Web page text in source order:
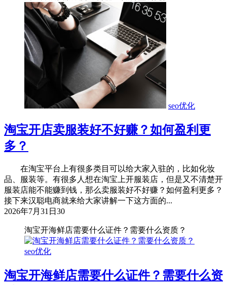
seo优化
淘宝开店卖服装好不好赚？如何盈利更
多？
在淘宝平台上有很多类目可以给大家入驻的，比如化妆
品、服装等。有很多人想在淘宝上开服装店，但是又不清楚开
服装店能不能赚到钱，那么卖服装好不好赚？如何盈利更多？
接下来汉聪电商就来给大家讲解一下这方面的...
2026年7月31日 30
淘宝开海鲜店需要什么证件？需要什么资质？
seo优化
淘宝开海鲜店需要什么证件？需要什么资